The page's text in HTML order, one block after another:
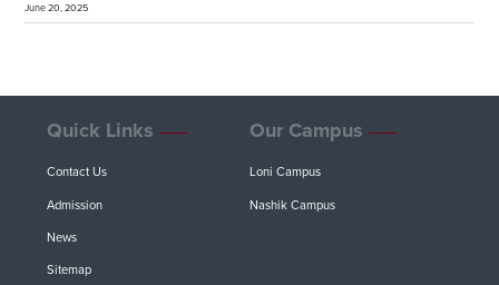
June 20, 2025
Quick Links
Contact Us
Admission
News
Sitemap
Our Campus
Loni Campus
Nashik Campus